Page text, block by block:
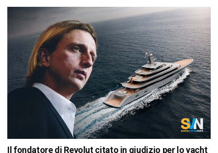
Il fondatore di Revolut citato in giudizio per lo yacht